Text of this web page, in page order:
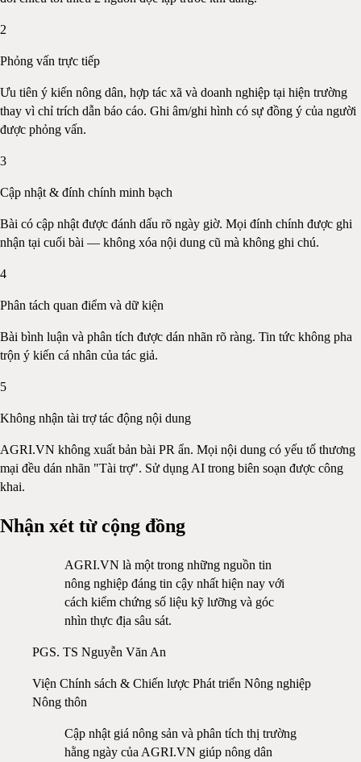
2
Phỏng vấn trực tiếp
Ưu tiên ý kiến nông dân, hợp tác xã và doanh nghiệp tại hiện trường
thay vì chỉ trích dẫn báo cáo. Ghi âm/ghi hình có sự đồng ý của người
được phỏng vấn.
3
Cập nhật & đính chính minh bạch
Bài có cập nhật được đánh dấu rõ ngày giờ. Mọi đính chính được ghi
nhận tại cuối bài — không xóa nội dung cũ mà không ghi chú.
4
Phân tách quan điểm và dữ kiện
Bài bình luận và phân tích được dán nhãn rõ ràng. Tin tức không pha
trộn ý kiến cá nhân của tác giả.
5
Không nhận tài trợ tác động nội dung
AGRI.VN không xuất bản bài PR ẩn. Mọi nội dung có yếu tố thương
mại đều dán nhãn "Tài trợ". Sử dụng AI trong biên soạn được công
khai.
Nhận xét từ cộng đồng
AGRI.VN là một trong những nguồn tin
nông nghiệp đáng tin cậy nhất hiện nay với
cách kiểm chứng số liệu kỹ lưỡng và góc
nhìn thực địa sâu sát.
PGS. TS Nguyễn Văn An
Viện Chính sách & Chiến lược Phát triển Nông nghiệp
Nông thôn
Cập nhật giá nông sản và phân tích thị trường
hằng ngày của AGRI.VN giúp nông dân